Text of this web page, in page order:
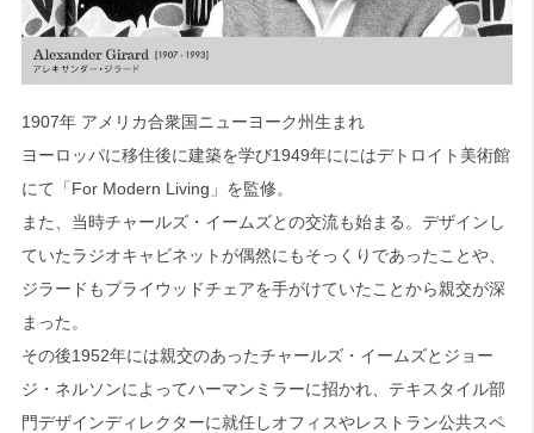
1907年 アメリカ合衆国ニューヨーク州生まれ
ヨーロッパに移住後に建築を学び1949年ににはデトロイト美術館
にて「For Modern Living」を監修。
また、当時チャールズ・イームズとの交流も始まる。デザインし
ていたラジオキャビネットが偶然にもそっくりであったことや、
ジラードもプライウッドチェアを手がけていたことから親交が深
まった。
その後1952年には親交のあったチャールズ・イームズとジョー
ジ・ネルソンによってハーマンミラーに招かれ、テキスタイル部
門デザインディレクターに就任しオフィスやレストラン公共スペ